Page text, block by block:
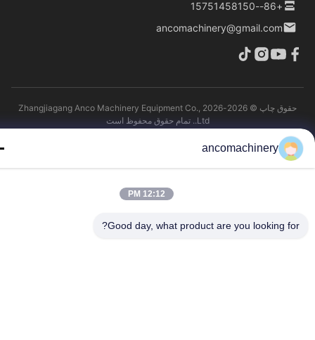
ancomachinery@gmail.com
حقوق چاپ © 2026-2026 Zhangjiagang Anco Machinery Equipment Co.,
ancomachinery
12:12 PM
Good day, what product are you looking